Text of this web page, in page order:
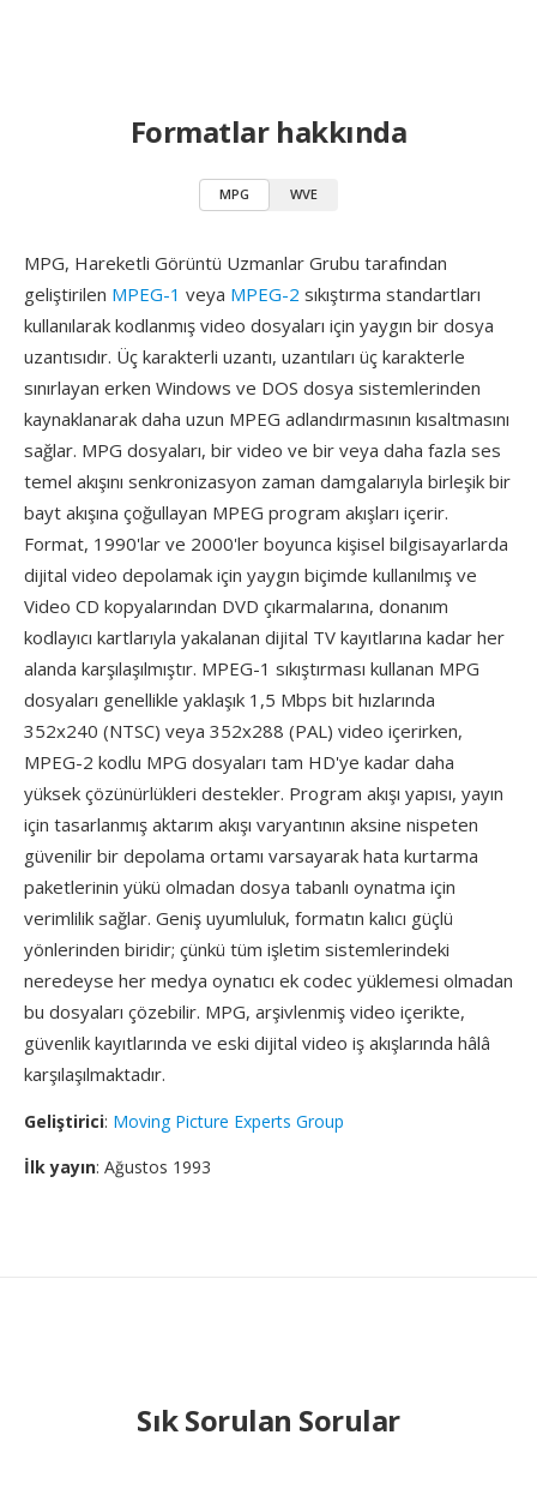
Formatlar hakkında
MPG WVE
MPG, Hareketli Görüntü Uzmanlar Grubu tarafından
geliştirilen MPEG-1 veya MPEG-2 sıkıştırma standartları
kullanılarak kodlanmış video dosyaları için yaygın bir dosya
uzantısıdır. Üç karakterli uzantı, uzantıları üç karakterle
sınırlayan erken Windows ve DOS dosya sistemlerinden
kaynaklanarak daha uzun MPEG adlandırmasının kısaltmasını
sağlar. MPG dosyaları, bir video ve bir veya daha fazla ses
temel akışını senkronizasyon zaman damgalarıyla birleşik bir
bayt akışına çoğullayan MPEG program akışları içerir.
Format, 1990'lar ve 2000'ler boyunca kişisel bilgisayarlarda
dijital video depolamak için yaygın biçimde kullanılmış ve
Video CD kopyalarından DVD çıkarmalarına, donanım
kodlayıcı kartlarıyla yakalanan dijital TV kayıtlarına kadar her
alanda karşılaşılmıştır. MPEG-1 sıkıştırması kullanan MPG
dosyaları genellikle yaklaşık 1,5 Mbps bit hızlarında
352x240 (NTSC) veya 352x288 (PAL) video içerirken,
MPEG-2 kodlu MPG dosyaları tam HD'ye kadar daha
yüksek çözünürlükleri destekler. Program akışı yapısı, yayın
için tasarlanmış aktarım akışı varyantının aksine nispeten
güvenilir bir depolama ortamı varsayarak hata kurtarma
paketlerinin yükü olmadan dosya tabanlı oynatma için
verimlilik sağlar. Geniş uyumluluk, formatın kalıcı güçlü
yönlerinden biridir; çünkü tüm işletim sistemlerindeki
neredeyse her medya oynatıcı ek codec yüklemesi olmadan
bu dosyaları çözebilir. MPG, arşivlenmiş video içerikte,
güvenlik kayıtlarında ve eski dijital video iş akışlarında hâlâ
karşılaşılmaktadır.
Geliştirici: Moving Picture Experts Group
İlk yayın: Ağustos 1993
Sık Sorulan Sorular